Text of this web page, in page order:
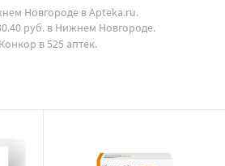
Новгороде в Apteka.ru.
руб. в Нижнем Новгороде.
в 525 аптек.